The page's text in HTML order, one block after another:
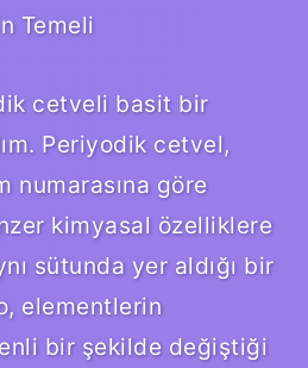
Temeli
cetveli basit bir
Periyodik cetvel,
numarasına göre
kimyasal özelliklere
sütunda yer aldığı bir
elementlerin
bir şekilde değiştiği